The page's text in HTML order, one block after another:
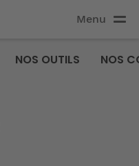
Menu
NOS OUTILS NOS